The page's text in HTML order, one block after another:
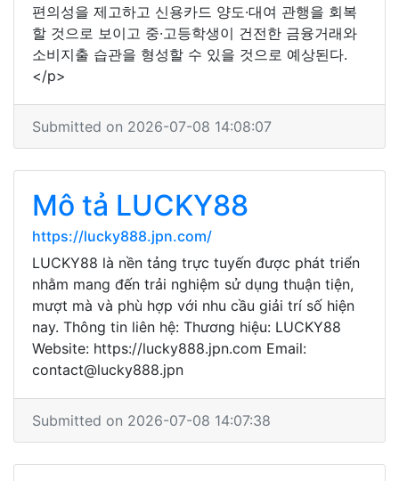
편의성을 제고하고 신용카드 양도·대여 관행을 회복
할 것으로 보이고 중·고등학생이 건전한 금융거래와
소비지출 습관을 형성할 수 있을 것으로 예상된다.
</p>
Submitted on 2026-07-08 14:08:07
Mô tả LUCKY88
https://lucky888.jpn.com/
LUCKY88 là nền tảng trực tuyến được phát triển
nhằm mang đến trải nghiệm sử dụng thuận tiện,
mượt mà và phù hợp với nhu cầu giải trí số hiện
nay. Thông tin liên hệ: Thương hiệu: LUCKY88
Website: https://lucky888.jpn.com Email:
contact@lucky888.jpn
Submitted on 2026-07-08 14:07:38